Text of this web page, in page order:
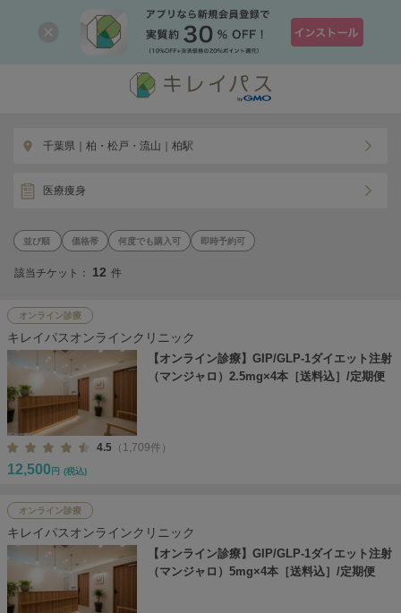
千葉県｜柏・松戸・流山｜柏駅
医療痩身
価格帯 何度でも購入可 即時予約可
該当チケット： 12 件
オンライン診療
キレイパスオンラインクリニック
【オンライン診療】GIP/GLP-1ダイエット注射
（マンジャロ）2.5mg×4本［送料込］/定期便
4.5 （1,709件）
12,500 円 (税込)
オンライン診療
キレイパスオンラインクリニック
【オンライン診療】GIP/GLP-1ダイエット注射
（マンジャロ）5mg×4本［送料込］/定期便